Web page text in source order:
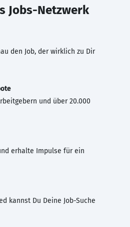
Jobs-Netzwerk
den Job, der wirklich zu Dir
und über 20.000
erhalte Impulse für ein
kannst Du Deine Job-Suche